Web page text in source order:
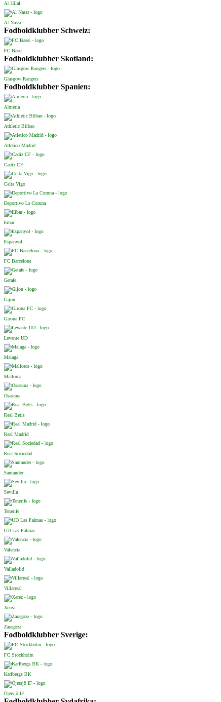
Al Hilal
Al Nassr
Fodboldklubber Schweiz:
FC Basel
Fodboldklubber Skotland:
Glasgow Rangers
Fodboldklubber Spanien:
Almeria
Athletic Bilbao
Atletico Madrid
Cadiz CF
Celta Vigo
Deportivo La Coruna
Eibar
Espanyol
FC Barcelona
Getafe
Gijon
Girona FC
Levante UD
Malaga
Mallorca
Osasuna
Real Betis
Real Madrid
Real Sociedad
Santander
Sevilla
Tenerife
UD Las Palmas
Valencia
Valladolid
Villarreal
Xerez
Zaragoza
Fodboldklubber Sverige:
FC Stockholm
Karlbergs BK
Öjersjö IF